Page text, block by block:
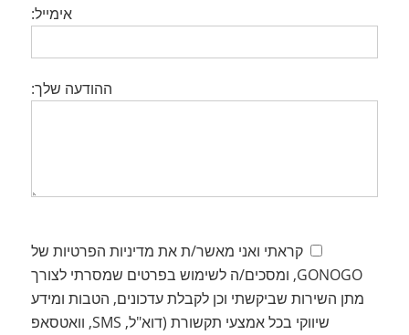
אימייל:
ההודעה שלך:
קראתי ואני מאשר/ת את מדיניות הפרטיות של
GONOGO, ומסכים/ה לשימוש בפרטים שמסרתי לצורך
מתן השירות שביקשתי וכן לקבלת עדכונים, הטבות ומידע
שיווקי בכל אמצעי תקשורת (דוא"ל, SMS, וואטסאפ